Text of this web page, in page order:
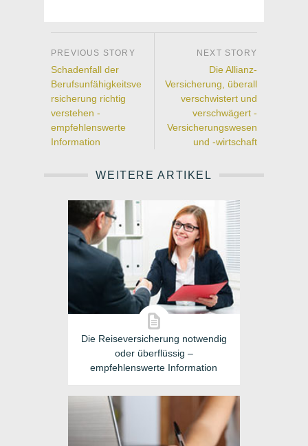
Schadenfall der
Berufsunfähigkeitsve
rsicherung richtig
verstehen -
empfehlenswerte
Information
Die Allianz-
Versicherung, überall
verschwistert und
verschwägert -
Versicherungswesen
und -wirtschaft
WEITERE ARTIKEL
Die Reiseversicherung notwendig
oder überflüssig –
empfehlenswerte Information